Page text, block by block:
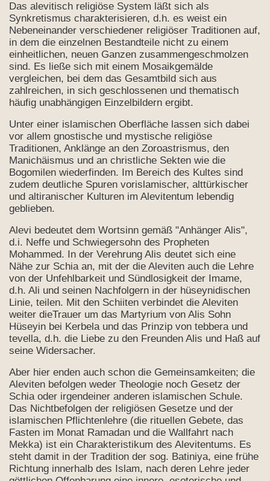
Das alevitisch religiöse System läßt sich als
Synkretismus charakterisieren, d.h. es weist ein
Nebeneinander verschiedener religiöser Traditionen auf,
in dem die einzelnen Bestandteile nicht zu einem
einheitlichen, neuen Ganzen zusammengeschmolzen
sind. Es ließe sich mit einem Mosaikgemälde
vergleichen, bei dem das Gesamtbild sich aus
zahlreichen, in sich geschlossenen und thematisch
häufig unabhängigen Einzelbildern ergibt.
Unter einer islamischen Oberfläche lassen sich dabei
vor allem gnostische und mystische religiöse
Traditionen, Anklänge an den Zoroastrismus, den
Manichäismus und an christliche Sekten wie die
Bogomilen wiederfinden. Im Bereich des Kultes sind
zudem deutliche Spuren vorislamischer, alttürkischer
und altiranischer Kulturen im Alevitentum lebendig
geblieben.
Alevi bedeutet dem Wortsinn gemäß "Anhänger Alis",
d.i. Neffe und Schwiegersohn des Propheten
Mohammed. In der Verehrung Alis deutet sich eine
Nähe zur Schia an, mit der die Aleviten auch die Lehre
von der Unfehlbarkeit und Sündlosigkeit der Imame,
d.h. Ali und seinen Nachfolgern in der hüseynidischen
Linie, teilen. Mit den Schiiten verbindet die Aleviten
weiter dieTrauer um das Martyrium von Alis Sohn
Hüseyin bei Kerbela und das Prinzip von tebbera und
tevella, d.h. die Liebe zu den Freunden Alis und Haß auf
seine Widersacher.
Aber hier enden auch schon die Gemeinsamkeiten; die
Aleviten befolgen weder Theologie noch Gesetz der
Schia oder irgendeiner anderen islamischen Schule.
Das Nichtbefolgen der religiösen Gesetze und der
islamischen Pflichtenlehre (die rituellen Gebete, das
Fasten im Monat Ramadan und die Wallfahrt nach
Mekka) ist ein Charakteristikum des Alevitentums. Es
steht damit in der Tradition der sog. Batiniya, eine frühe
Richtung innerhalb des Islam, nach deren Lehre jeder
Zeremonie?
Hände,....
das Alevitentum?
Aleviten
Islam